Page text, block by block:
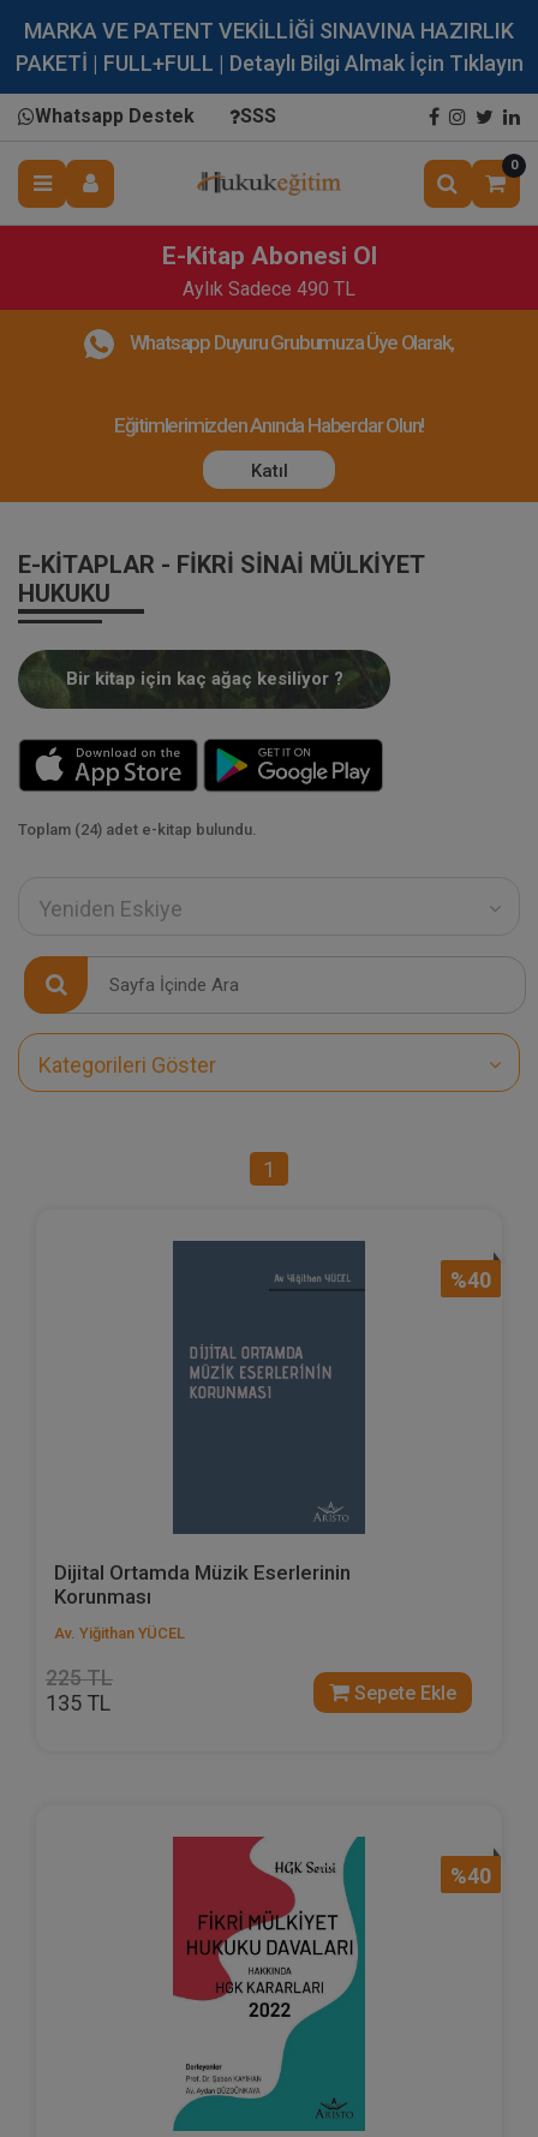
MARKA VE PATENT VEKİLLİĞİ SINAVINA HAZIRLIK
PAKETİ | FULL+FULL | Detaylı Bilgi Almak İçin Tıklayın
Whatsapp Destek SSS
0
E-Kitap Abonesi Ol
Aylık Sadece 490 TL
Whatsapp Duyuru Grubumuza Üye Olarak,
Eğitimlerimizden Anında Haberdar Olun!
Katıl
E-KITAPLAR - FIKRI SINAI MÜLKIYET
HUKUKU
Bir kitap için kaç ağaç kesiliyor ?
Toplam (24) adet e-kitap bulundu.
Yeniden Eskiye
Kategorileri Göster
1
%40
Dijital Ortamda Müzik Eserlerinin
Korunması
Av. Yiğithan YÜCEL
225 TL
135 TL Sepete Ekle
%40